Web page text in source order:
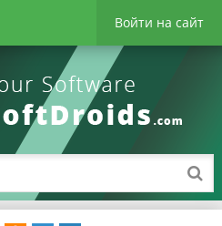
Войти на сайт